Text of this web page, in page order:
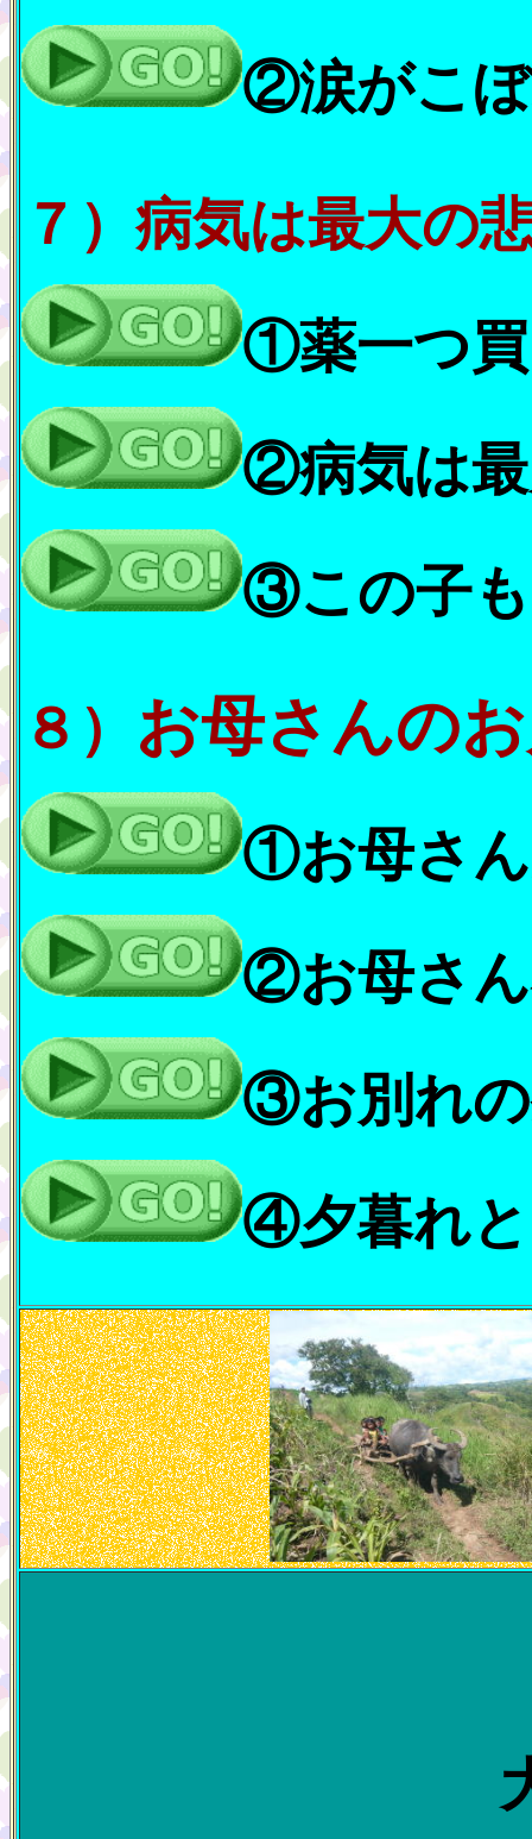
②涙がこ
７）病気は最大の
①薬一つ買
②病気は
③この子も
８） お母さんの
①お母さ
②お母さ
③お別れ
④夕暮れ